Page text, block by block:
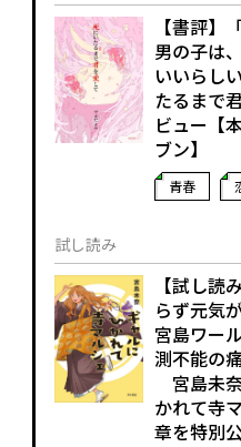
【書評】
男の子は
いいらし
たるまで
ビュー【
ブン】
青春
試し読み
【試し読
らず元気
宮島ワー
測不能の
宮島未
かれて寺
章を特別